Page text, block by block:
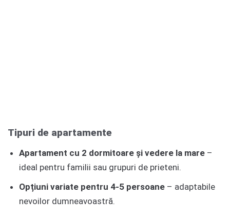
Tipuri de apartamente
Apartament cu 2 dormitoare și vedere la mare –
ideal pentru familii sau grupuri de prieteni.
Opțiuni variate pentru 4-5 persoane – adaptabile
nevoilor dumneavoastră.